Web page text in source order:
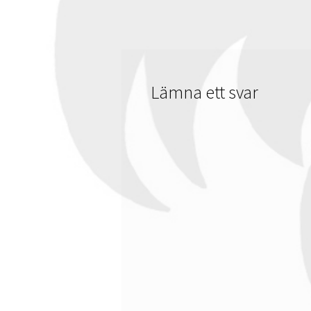
Lämna ett svar